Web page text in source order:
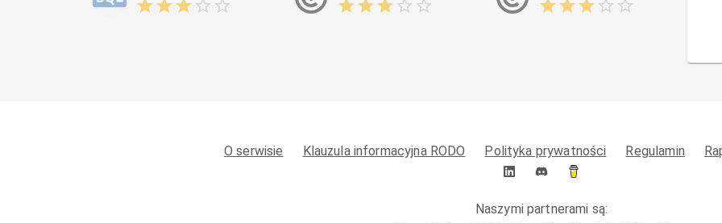
O serwisie Klauzula informacyjna RODO Polityka prywatności Regulamin
Naszymi partnerami są: